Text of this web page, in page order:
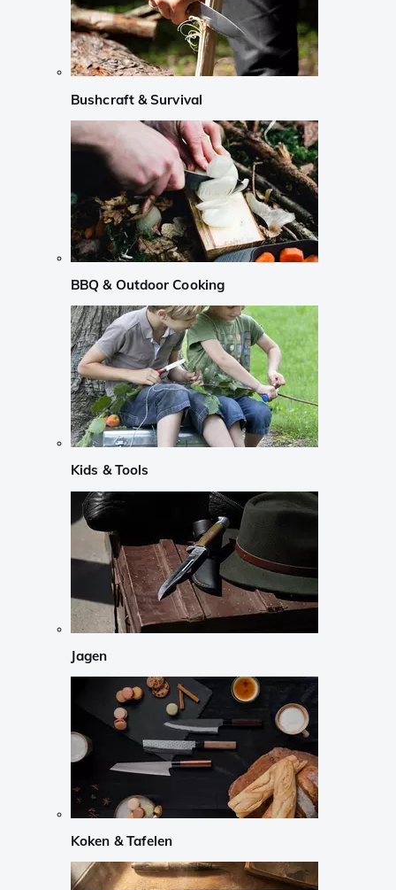
Bushcraft & Survival
BBQ & Outdoor Cooking
Kids & Tools
Jagen
Koken & Tafelen